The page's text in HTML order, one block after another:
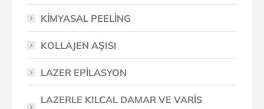
KİMYASAL PEELİNG
KOLLAJEN AŞISI
LAZER EPİLASYON
LAZERLE KILCAL DAMAR VE VARİS